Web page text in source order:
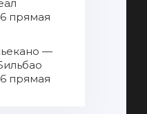
прямая
—
прямая